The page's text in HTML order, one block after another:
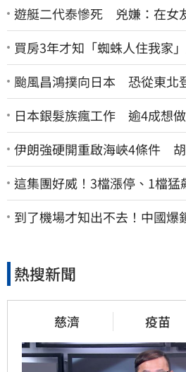
遊艇二代泰慘死 兇嫌：在女
買房3年才知「蜘蛛人住我家
颱風昌鴻撲向日本 恐從東北
日本銀髮族瘋工作 逾4成想
伊朗強硬開重啟海峽4條件
這集團好威！3檔漲停、1檔
撐
到了機場才知出不去！中國爆
熱搜新聞
慈濟 疫苗